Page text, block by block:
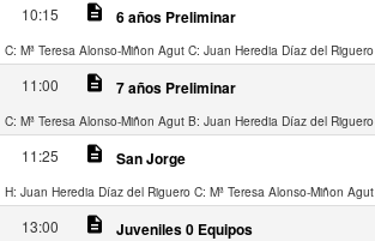
10:15 description 6 años Preliminar
C: Mª Teresa Alonso-Miñon Agut C: Juan Heredia Díaz del Riguero
11:00 description 7 años Preliminar
C: Mª Teresa Alonso-Miñon Agut B: Juan Heredia Díaz del Riguero
11:25 description San Jorge
H: Juan Heredia Díaz del Riguero C: Mª Teresa Alonso-Miñon Agut
13:00 description Juveniles 0 Equipos